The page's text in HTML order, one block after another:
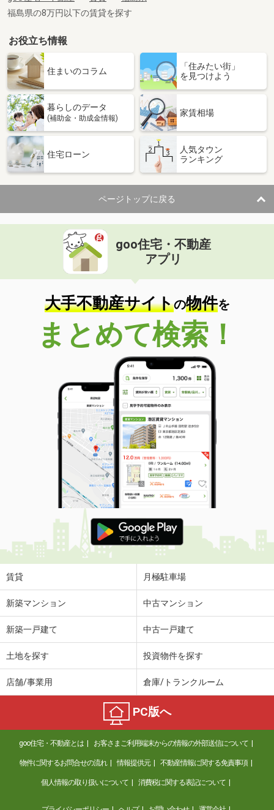
間取り
ワンルーム
福島県福島市飯坂町字銀杏
価 格
4.10万円
福島県福島市飯坂町字銀杏
専有面積 32.43m²
間取り
ワンルーム
福島県郡山市安積町長久保１丁目
住 所
福島県郡山市安積町長久保１丁目
専有面積 42.37m²
間取り
1LDK
福島県いわき市錦町中迎２丁目
価 格
住 所
福島県いわき市錦町中迎２丁目
専有面積 40.56m²
間取り
1LDK
福島県郡山市西ノ内１丁目
価 格
6.50万円
福島県郡山市西ノ内１丁目
37.38m²
間取り
1LDK
福島県二本松市藤之前
価 格
4.25万円
住 所
福島県二本松市藤之前
専有面積 45.72m²
間取り
1LDK
福島県福島市宮代字屋敷畑
価 格
6.70万円
住 所
福島県福島市宮代字屋敷畑
専有面積
福島県二本松市根崎２丁目
3.50万円
福島県郡山市富久山町久保田字古町
5.20万円
住 所
福島県郡山市富久山町久保田字古町
専有面積 34.49m²
間取り
ワンルーム
福島県福島市南矢野目字谷地
福島県の8万円以下の賃貸を探す
お役立ち情報
住まいのコラム
「住みたい街」
を見つけよう
暮らしのデータ
(補助金・助成金情報)
家賃相場
住宅ローン
人気タウン
ランキング
ページトップに戻る
goo住宅・不動産
アプリ
大手不動産サイトの物件を
まとめて検索！
賃貸 月極駐車場
新築マンション 中古マンション
新築一戸建て 中古一戸建て
土地を探す 投資物件を探す
店舗/事業用 倉庫/トランクルーム
PC版へ
goo住宅・不動産とは お客さまご利用端末からの情報の外部送信について
物件に関するお問合せの流れ 情報提供元 不動産情報に関する免責事項
個人情報の取り扱いについて 消費税に関する表記について